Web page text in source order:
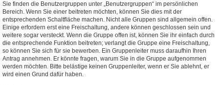
Sie finden die Benutzergruppen unter „Benutzergruppen“ im persönlichen
Bereich. Wenn Sie einer beitreten möchten, können Sie dies mit der
entsprechenden Schaltfläche machen. Nicht alle Gruppen sind allgemein offen.
Einige erfordern erst eine Freischaltung, andere können geschlossen sein und
weitere sogar versteckt. Wenn die Gruppe offen ist, können Sie ihr einfach durch
die entsprechende Funktion beitreten; verlangt die Gruppe eine Freischaltung,
so können Sie sich für sie bewerben. Ein Gruppenleiter muss daraufhin Ihren
Antrag annehmen. Er könnte fragen, warum Sie in die Gruppe aufgenommen
werden möchten. Bitte belästige keinen Gruppenleiter, wenn er Sie ablehnt, er
wird einen Grund dafür haben.